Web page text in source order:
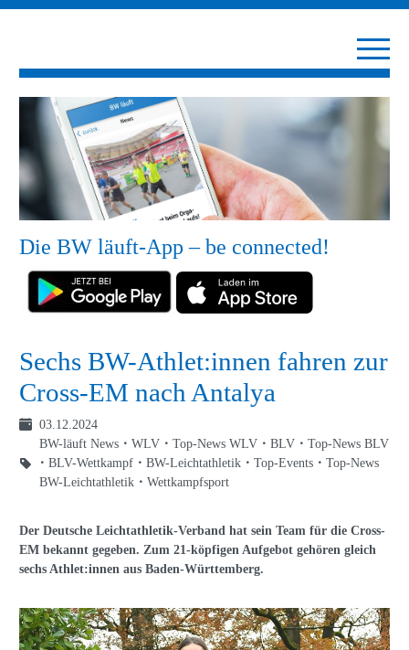
Die BW läuft-App – be connected!
Sechs BW-Athlet:innen fahren zur
Cross-EM nach Antalya
03.12.2024
BW-läuft News
WLV Top-News WLV BLV
Top-News BLV
BLV-Wettkampf
BW-Leichtathletik Top-Events
Top-News
BW-Leichtathletik
Wettkampfsport
Der Deutsche Leichtathletik-Verband hat sein Team für die Cross-
EM bekannt gegeben. Zum 21-köpfigen Aufgebot gehören gleich
sechs Athlet:innen aus Baden-Württemberg.